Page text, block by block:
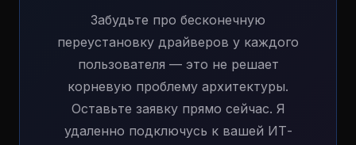
Забудьте про бесконечную
переустановку драйверов у каждого
пользователя — это не решает
корневую проблему архитектуры.
Оставьте заявку прямо сейчас. Я
удаленно подключусь к вашей ИТ-